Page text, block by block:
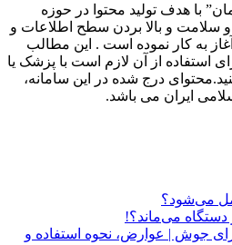
با هدف تولید محتوا در حوزه
سلامت و بالا بردن سطح اطلاعات و
به کار نموده است . این مطالب
استفاده از آن لازم است با پزشک یا
درج شده در این سامانه،
ایران می باشد.
می‌شود؟
دستگاه می‌ماند؟!
برای جوش | عوارض، نحوه استفاده و